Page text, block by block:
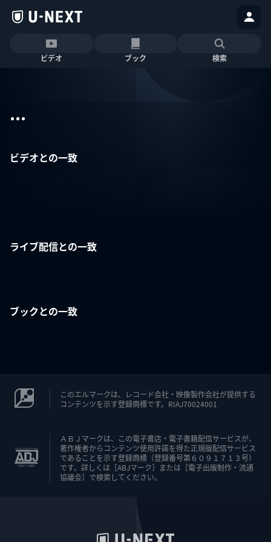
ビデオ ブック 検索
...
ビデオとの一致
ライブ配信との一致
ブックとの一致
このエルマークは、レコード会社・映像製作会社が提供する
コンテンツを示す登録商標です。RIAJ70024001
ＡＢＪマークは、この電子書店・電子書籍配信サービスが、
著作権者からコンテンツ使用許諾を得た正規版配信サービス
であることを示す登録商標（登録番号第６０９１７１３号）
です。詳しくは［ABJマーク］または［電子出版制作・流通
協議会］で検索してください。